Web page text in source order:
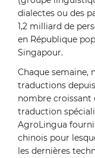
dialectes ou des
1,2 milliard de
en République
Singapour.
Chaque semaine,
traductions
nombre croissant
traduction
AgroLingua
chinois pour
les dernières